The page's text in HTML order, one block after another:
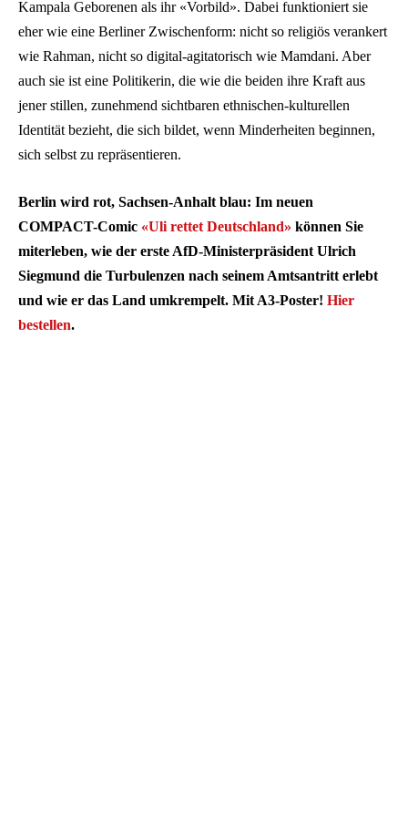
Kampala Geborenen als ihr «Vorbild». Dabei funktioniert sie
eher wie eine Berliner Zwischenform: nicht so religiös verankert
wie Rahman, nicht so digital-agitatorisch wie Mamdani. Aber
auch sie ist eine Politikerin, die wie die beiden ihre Kraft aus
jener stillen, zunehmend sichtbaren ethnischen-kulturellen
Identität bezieht, die sich bildet, wenn Minderheiten beginnen,
sich selbst zu repräsentieren.
Berlin wird rot, Sachsen-Anhalt blau: Im neuen
COMPACT-Comic «Uli rettet Deutschland» können Sie
miterleben, wie der erste AfD-Ministerpräsident Ulrich
Siegmund die Turbulenzen nach seinem Amtsantritt erlebt
und wie er das Land umkrempelt. Mit A3-Poster! Hier
bestellen.